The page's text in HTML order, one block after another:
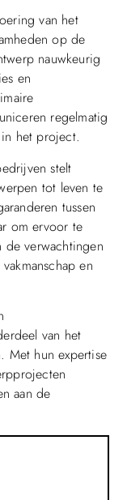
van het
op de
nauwkeurig
en
regelmatig
het project.
stelt
tot leven te
tussen
om ervoor te
de verwachtingen
en
van het
Met hun expertise
aan de